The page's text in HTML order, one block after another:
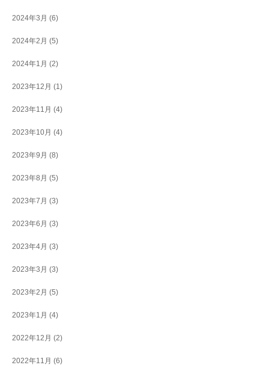
2024年3月 (6)
2024年2月 (5)
2024年1月 (2)
2023年12月 (1)
2023年11月 (4)
2023年10月 (4)
2023年9月 (8)
2023年8月 (5)
2023年7月 (3)
2023年6月 (3)
2023年4月 (3)
2023年3月 (3)
2023年2月 (5)
2023年1月 (4)
2022年12月 (2)
2022年11月 (6)